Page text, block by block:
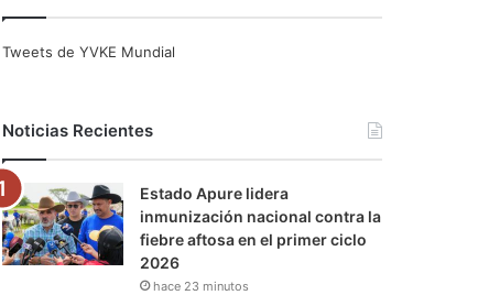
o
k
r
e
r
a
m
a
m
Tweets de YVKE Mundial
Noticias Recientes
Estado Apure lidera
inmunización nacional contra la
fiebre aftosa en el primer ciclo
2026
hace 23 minutos